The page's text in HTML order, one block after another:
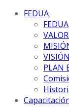
FEDUA
FEDUA
PLAN